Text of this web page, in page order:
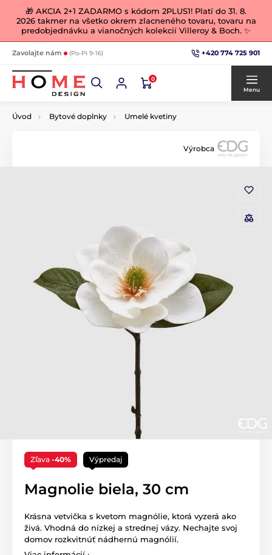
🎁 AKCIA 2+1 ZADARMO s kódom 2PLUS1! Platí do 31. 8.
2026 takmer na všetko okrem zlacneného tovaru, tovaru na
predobjednávku a vianočných kolekcií Villeroy & Boch. ✨
Zavolajte nám (Po-Pi 9-16) +420 774 725 901
0
Menu
Úvod Bytové doplnky Umelé kvetiny
Výrobca
Zľava -40% Výpredaj
Magnolie biela, 30 cm
Krásna vetvička s kvetom magnólie, ktorá vyzerá ako
živá. Vhodná do nízkej a strednej vázy. Nechajte svoj
domov rozkvitnúť nádhernú magnólií.